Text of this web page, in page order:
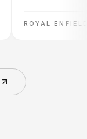
ROYAL ENFIELD